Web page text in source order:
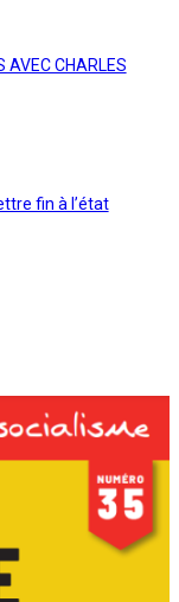
AVEC CHARLES
fin à l’état